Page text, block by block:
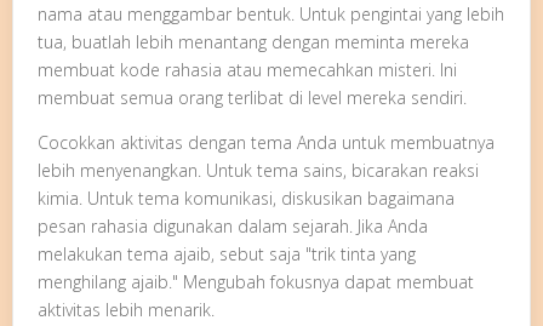
nama atau menggambar bentuk. Untuk pengintai yang lebih
tua, buatlah lebih menantang dengan meminta mereka
membuat kode rahasia atau memecahkan misteri. Ini
membuat semua orang terlibat di level mereka sendiri.
Cocokkan aktivitas dengan tema Anda untuk membuatnya
lebih menyenangkan. Untuk tema sains, bicarakan reaksi
kimia. Untuk tema komunikasi, diskusikan bagaimana
pesan rahasia digunakan dalam sejarah. Jika Anda
melakukan tema ajaib, sebut saja "trik tinta yang
menghilang ajaib." Mengubah fokusnya dapat membuat
aktivitas lebih menarik.